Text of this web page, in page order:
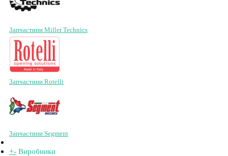
Запчастини Miller Technics
Запчастини Rotelli
Запчастини Segment
+- Виробники